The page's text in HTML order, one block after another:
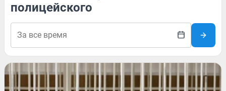
полицейского